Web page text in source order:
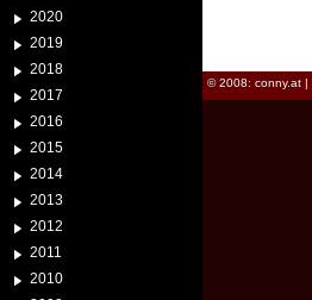
2020
2019
2018
2017
2016
2015
2014
2013
2012
2011
2010
© 2008: conny.at |